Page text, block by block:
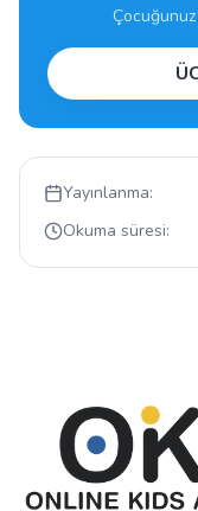
Yayınlanma:
Okuma süresi: